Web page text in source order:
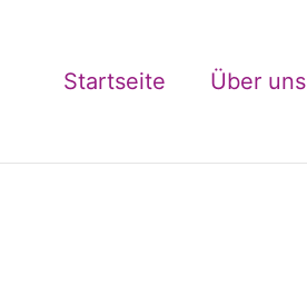
Startseite Über uns